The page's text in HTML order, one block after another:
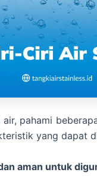
pahami
yang dapat
aman untuk